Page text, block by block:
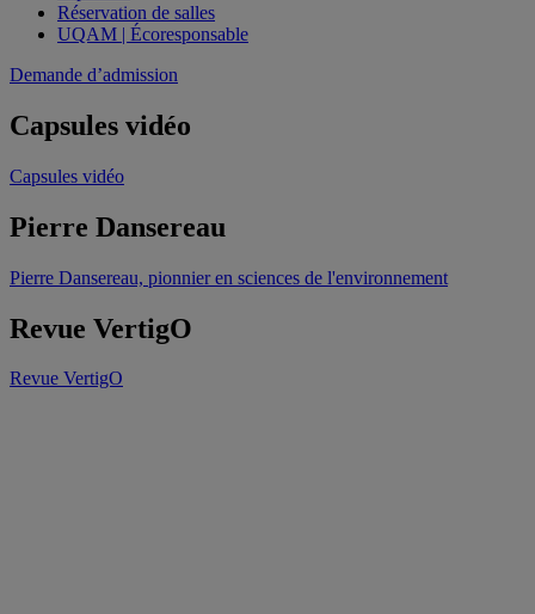
Réservation de salles
UQAM | Écoresponsable
Demande d’admission
Capsules vidéo
Capsules vidéo
Pierre Dansereau
Pierre Dansereau, pionnier en sciences de l'environnement
Revue VertigO
Revue VertigO